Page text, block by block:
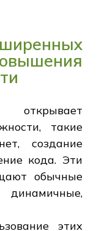
открывает
такие
создание
кода. Эти
обычные
этих